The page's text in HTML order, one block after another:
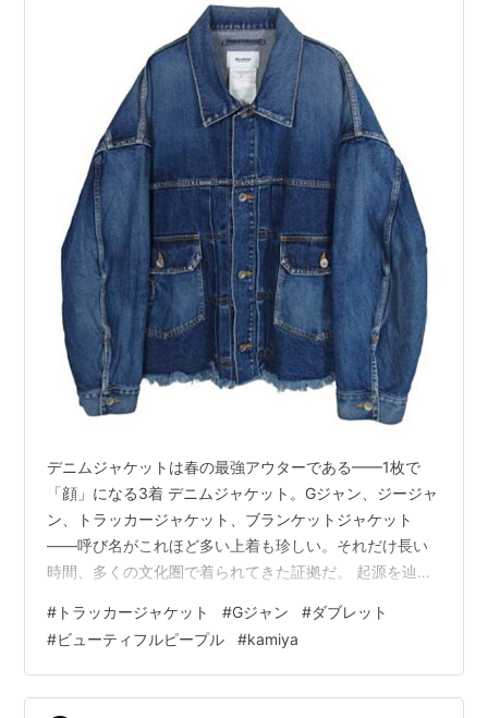
デニムジャケットは春の最強アウターである——1枚で
「顔」になる3着 デニムジャケット。Gジャン、ジージャ
ン、トラッカージャケット、ブランケットジャケット
——呼び名がこれほど多い上着も珍しい。それだけ長い
時間、多くの文化圏で着られてきた証拠だ。 起源を辿れ
トラウスが鉱山労働者のために作ったワークウェアがそ
の原型で、当時は「リバイス・ブラウス」と呼ばれてい
た。求められたのは、汗にまみれ、埃を被り、それでも
洗って干せばまた翌朝着られるタフさだ。デニムという
# トラッカージャケット #Gジャン #ダブレット
#ビューティフルピープル #kamiya